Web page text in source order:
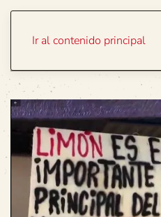
Ir al contenido principal